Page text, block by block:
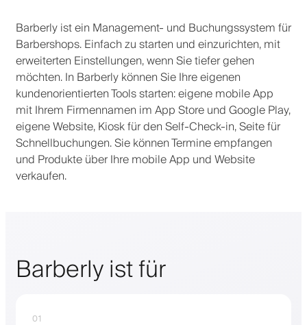
Barberly ist ein Management- und Buchungssystem für
Barbershops. Einfach zu starten und einzurichten, mit
erweiterten Einstellungen, wenn Sie tiefer gehen
möchten. In Barberly können Sie Ihre eigenen
kundenorientierten Tools starten: eigene mobile App
mit Ihrem Firmennamen im App Store und Google Play,
eigene Website, Kiosk für den Self-Check-in, Seite für
Schnellbuchungen. Sie können Termine empfangen
und Produkte über Ihre mobile App und Website
verkaufen.
Barberly ist für
01